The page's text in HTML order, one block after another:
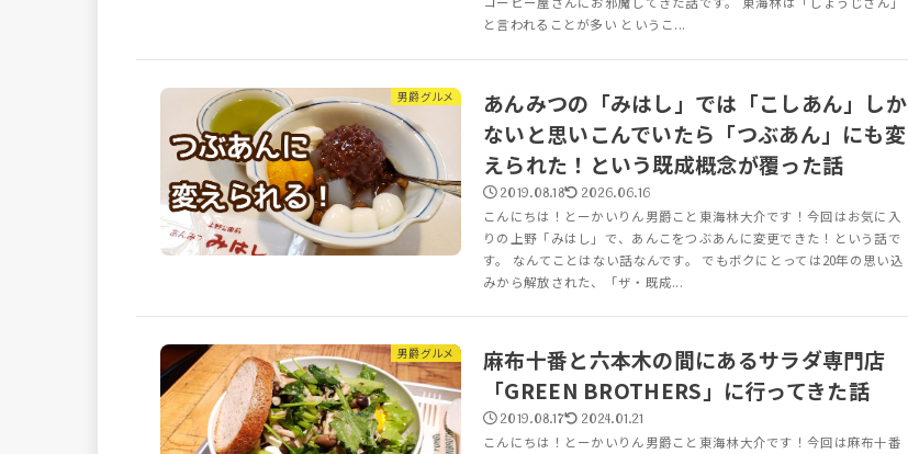
と言われることが多い というこ...
男爵グルメ
あんみつの「みはし」では「こしあん」しか
ないと思いこんでいたら「つぶあん」にも変
えられた！という既成概念が覆った話
2019.08.18 2026.06.16
こんにちは！とーかいりん男爵こと東海林大介です！今回はお気に入
りの上野「みはし」で、あんこをつぶあんに変更できた！という話で
す。 なんてことはない話なんです。 でもボクにとっては20年の思い込
みから解放された、「ザ・既成...
男爵グルメ
麻布十番と六本木の間にあるサラダ専門店
「GREEN BROTHERS」に行ってきた話
2019.08.17 2024.01.21
こんにちは！とーかいりん男爵こと東海林大介です！今回は麻布十番